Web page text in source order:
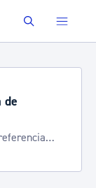
Buscar
de